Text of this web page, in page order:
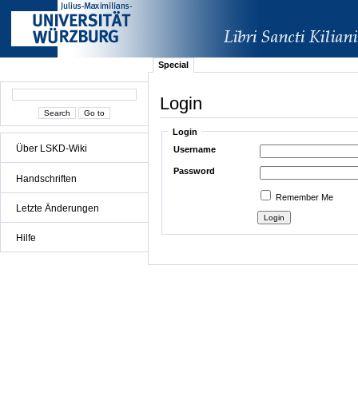
Über LSKD-Wiki
Handschriften
Letzte Änderungen
Hilfe
Special
Login
Login
Username
Password
Remember Me